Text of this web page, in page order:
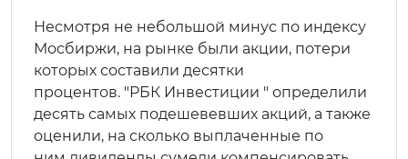
Несмотря не небольшой минус по индексу
Мосбиржи, на рынке были акции, потери
которых составили десятки
процентов. "РБК Инвестиции " определили
десять самых подешевевших акций, а также
оценили, на сколько выплаченные по